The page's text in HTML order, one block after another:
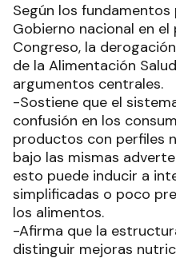
Según los
Gobierno nacional en
Congreso, la
de la Alimentación
argumentos centrales.
-Sostiene que el
confusión en los
productos con perfiles
bajo las mismas
esto puede inducir a
simplificadas o poco
los alimentos.
-Afirma que la
distinguir mejoras